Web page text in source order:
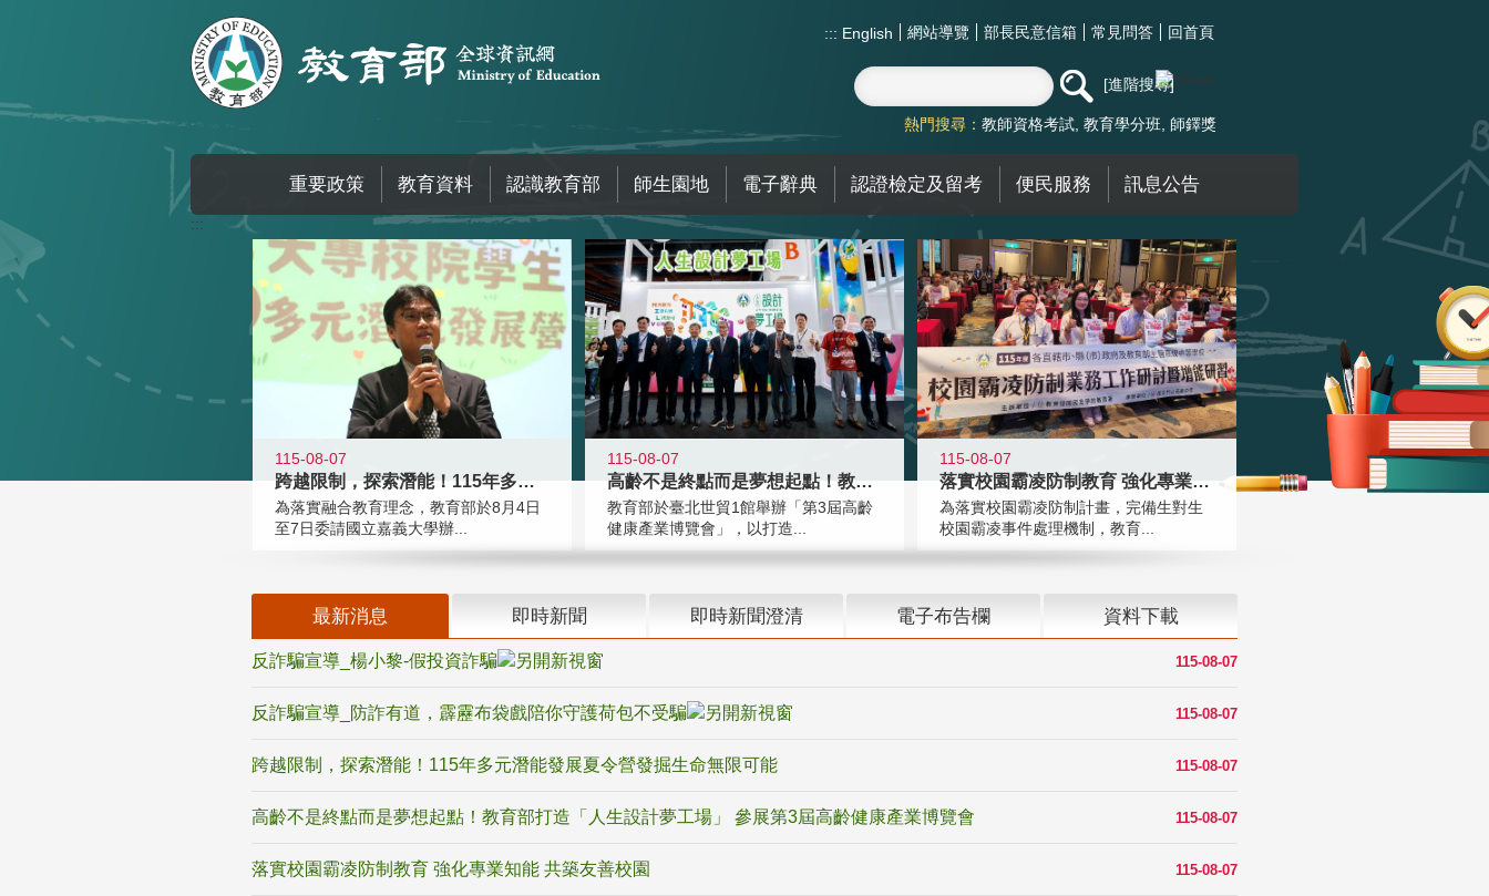
::: English 網站導覽 部長民意信箱 常見問答 回首頁
進階搜尋
熱門搜尋： 教師資格考試 教育學分班 師鐸獎
重要政策 教育資料 認識教育部 師生園地 電子辭典 認證檢定及留考 便民服務 訊息公告
:::
115-08-07
跨越限制，探索潛能！115年多元潛
為落實融合教育理念，教育部於8月4日
至7日委請國立嘉義大學辦...
115-08-07
高齡不是終點而是夢想起點！教育部打
教育部於臺北世貿1館舉辦「第3屆高齡
健康產業博覽會」，以打造...
115-08-07
落實校園霸凌防制教育 強化專業知能
為落實校園霸凌防制計畫，完備生對生
校園霸凌事件處理機制，教育...
最新消息 即時新聞 即時新聞澄清 電子布告欄 資料下載
115-08-07
反詐騙宣導_楊小黎-假投資詐騙
115-08-07
反詐騙宣導_防詐有道，霹靂布袋戲陪你守護荷包不受騙
115-08-07
跨越限制，探索潛能！115年多元潛能發展夏令營發掘生命無限可能
115-08-07
高齡不是終點而是夢想起點！教育部打造「人生設計夢工場」 參展第3屆高齡健康產業博覽會
115-08-07
落實校園霸凌防制教育 強化專業知能 共築友善校園